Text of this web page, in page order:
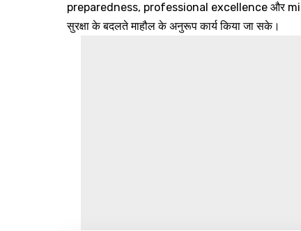
preparedness, professional excellence और
सुरक्षा के बदलते माहौल के अनुरूप कार्य किया जा सके।